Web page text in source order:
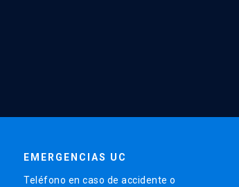
EMERGENCIAS UC
Teléfono en caso de accidente o